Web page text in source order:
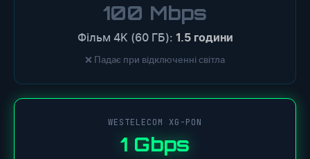
100 Mbps
Фільм 4K (60 ГБ): 1.5 години
❌ Падає при відключенні світла
WESTELECOM XG-PON
1 Gbps